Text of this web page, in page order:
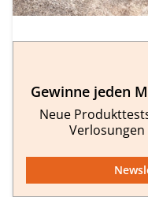
Gewinne jeden
Neue